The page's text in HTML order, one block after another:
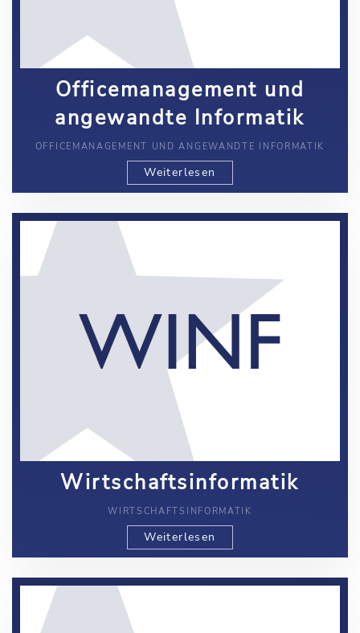
Officemanagement und
angewandte Informatik
OFFICEMANAGEMENT UND ANGEWANDTE INFORMATIK
Weiterlesen
Wirtschaftsinformatik
WIRTSCHAFTSINFORMATIK
Weiterlesen